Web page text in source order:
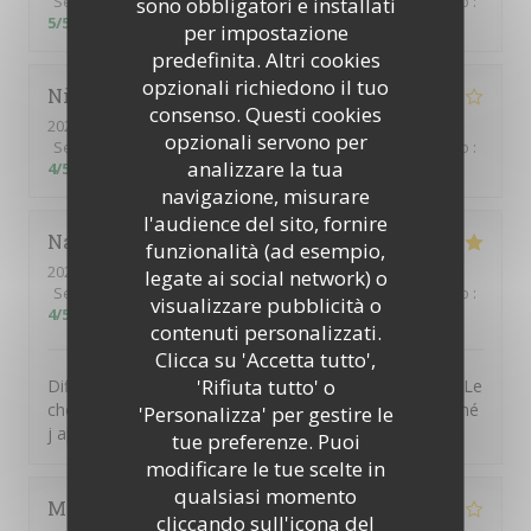
per impostazione
predefinita. Altri cookies
opzionali richiedono il tuo
consenso. Questi cookies
opzionali servono per
analizzare la tua
navigazione, misurare
l'audience del sito, fornire
funzionalità (ad esempio,
legate ai social network) o
visualizzare pubblicità o
contenuti personalizzati.
Clicca su 'Accetta tutto',
'Rifiuta tutto' o
'Personalizza' per gestire le
tue preferenze. Puoi
modificare le tue scelte in
qualsiasi momento
cliccando sull'icona del
5/5
Nicolas
2023-03-05
- 13:00 - Ospiti 3
Servizio
Atmosfera:3/5 Cucina:3 /5 Qualità / Prezzo :
4/5
Nathalie H
2023-03-05
- 11:45 - Ospiti 2
Servizio
Atmosfera :4/5 Cucina: 5 /5 Qualità / Prezzo :
4/5
Difficile de ne pas apprécier ce restaurant La diversité Le
choix C était bon ,voire très bon Pour les buveurs de thé
j apprécierait une théière si possible
Marie-Odile